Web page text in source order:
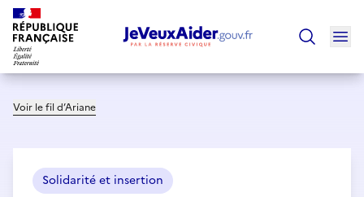
Voir le fil d’Ariane
Solidarité et insertion